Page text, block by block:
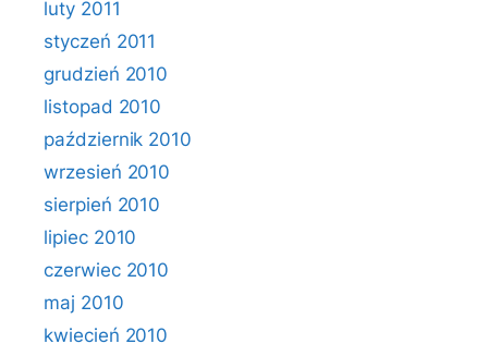
luty 2011
styczeń 2011
grudzień 2010
listopad 2010
październik 2010
wrzesień 2010
sierpień 2010
lipiec 2010
czerwiec 2010
maj 2010
kwiecień 2010